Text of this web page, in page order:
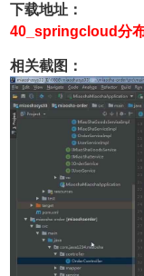
下载地址：
40_springcloud分
相关截图：